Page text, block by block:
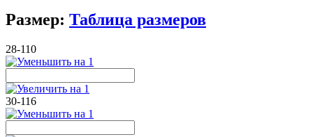
Размер: Таблица размеров
28-110
30-116